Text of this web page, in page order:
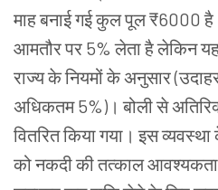
माह बनाई गई कुल पूल ₹6000
आमतौर पर 5% लेता है लेकिन
राज्य के नियमों के अनुसार
अधिकतम 5%)। बोली से
वितरित किया गया। इस
को नकदी की तत्काल आवश्यकता